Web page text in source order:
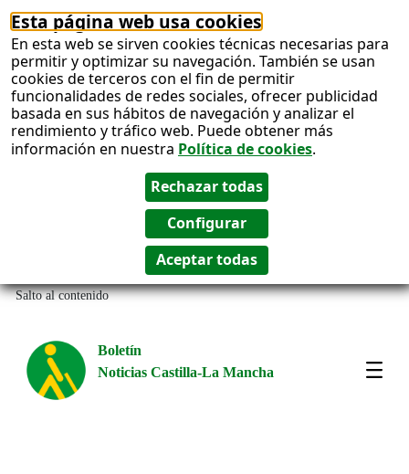
Esta página web usa cookies
En esta web se sirven cookies técnicas necesarias para
permitir y optimizar su navegación. También se usan
cookies de terceros con el fin de permitir
funcionalidades de redes sociales, ofrecer publicidad
basada en sus hábitos de navegación y analizar el
rendimiento y tráfico web. Puede obtener más
información en nuestra Política de cookies.
Salto al contenido
Boletín
Noticias Castilla-La Mancha